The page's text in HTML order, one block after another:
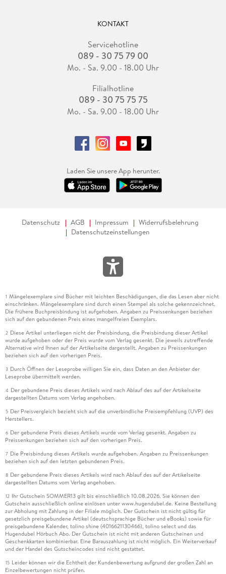
KONTAKT
Servicehotline
089 - 30 75 79 00
Mo. - Sa. 9.00 - 18.00 Uhr
Filialhotline
089 - 30 75 75 75
Mo. - Sa. 9.00 - 18.00 Uhr
Laden Sie unsere App herunter.
Datenschutz AGB Impressum
Widerrufsbelehrung
Datenschutzeinstellungen
1 Mängelexemplare sind Bücher mit leichten Beschädigungen, die das Lesen aber nicht
einschränken. Mängelexemplare sind durch einen Stempel als solche gekennzeichnet.
Die frühere Buchpreisbindung ist aufgehoben. Angaben zu Preissenkungen beziehen
sich auf den gebundenen Preis eines mangelfreien Exemplars.
2 Diese Artikel unterliegen nicht der Preisbindung, die Preisbindung dieser Artikel
wurde aufgehoben oder der Preis wurde vom Verlag gesenkt. Die jeweils zutreffende
Alternative wird Ihnen auf der Artikelseite dargestellt. Angaben zu Preissenkungen
beziehen sich auf den vorherigen Preis.
3 Durch Öffnen der Leseprobe willigen Sie ein, dass Daten an den Anbieter der
Leseprobe übermittelt werden.
4 Der gebundene Preis dieses Artikels wird nach Ablauf des auf der Artikelseite
dargestellten Datums vom Verlag angehoben.
5 Der Preisvergleich bezieht sich auf die unverbindliche Preisempfehlung (UVP) des
Herstellers.
6 Der gebundene Preis dieses Artikels wurde vom Verlag gesenkt. Angaben zu
Preissenkungen beziehen sich auf den vorherigen Preis.
7 Die Preisbindung dieses Artikels wurde aufgehoben. Angaben zu Preissenkungen
beziehen sich auf den letzten gebundenen Preis.
8 Der gebundene Preis dieses Artikels wird nach Ablauf des auf der Artikelseite
dargestellten Datums vom Verlag angehoben.
12 Ihr Gutschein SOMMER13 gilt bis einschließlich 10.08.2026. Sie können den
Gutschein ausschließlich online einlösen unter www.hugendubel.de. Keine Bestellung
zur Abholung mit Zahlung in der Filiale möglich. Der Gutschein ist nicht gültig für
gesetzlich preisgebundene Artikel (deutschsprachige Bücher und eBooks) sowie für
preisgebundene Kalender, tolino shine (4016621130466), tolino select und das
Hugendubel Hörbuch Abo. Der Gutschein ist nicht mit anderen Gutscheinen und
Geschenkkarten kombinierbar. Eine Barauszahlung ist nicht möglich. Ein Weiterverkauf
und der Handel des Gutscheincodes sind nicht gestattet.
15 Leider können wir die Echtheit der Kundenbewertung aufgrund der großen Zahl an
Einzelbewertungen nicht prüfen.